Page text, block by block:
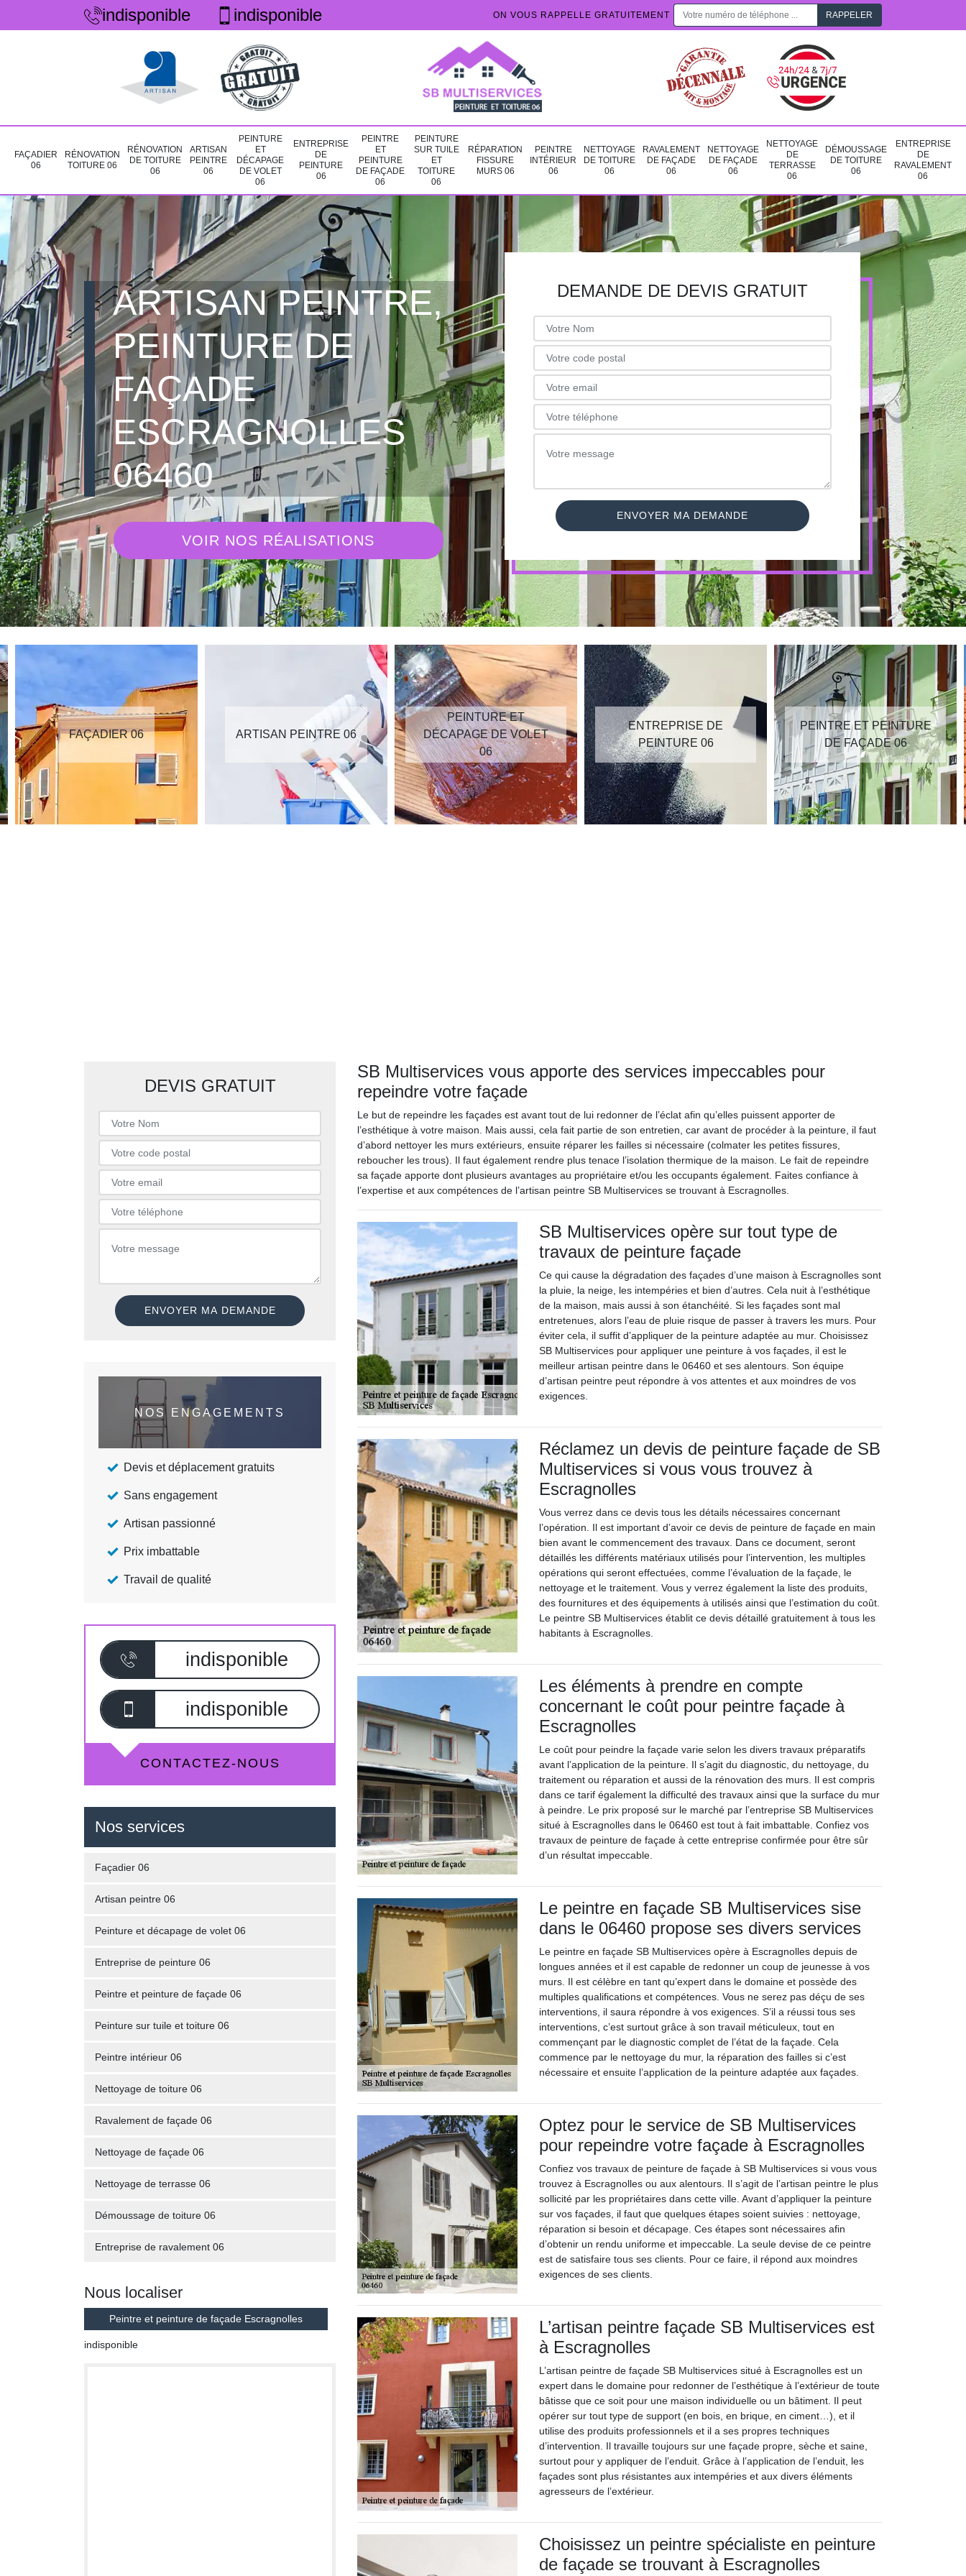
indisponible indisponible ON VOUS RAPPELLE GRATUITEMENT
FAÇADIER
06
RÉNOVATION
TOITURE 06
RÉNOVATION
DE TOITURE
06
ARTISAN
PEINTRE
06
PEINTURE
ET
DÉCAPAGE
DE VOLET
06
ENTREPRISE
DE
PEINTURE
06
PEINTRE
ET
PEINTURE
DE FAÇADE
06
PEINTURE
SUR TUILE
ET
TOITURE
06
RÉPARATION
FISSURE
MURS 06
PEINTRE
INTÉRIEUR
06
NETTOYAGE
DE TOITURE
06
RAVALEMENT
DE FAÇADE
06
NETTOYAGE
DE FAÇADE
06
NETTOYAGE
DE
TERRASSE
06
DÉMOUSSAGE
DE TOITURE
06
ENTREPRISE
DE
RAVALEMENT
06
ARTISAN PEINTRE,
PEINTURE DE
FAÇADE
ESCRAGNOLLES
06460
VOIR NOS RÉALISATIONS
DEMANDE DE DEVIS GRATUIT
FAÇADIER 06 ARTISAN PEINTRE 06
PEINTURE ET
DÉCAPAGE DE VOLET
06
ENTREPRISE DE
PEINTURE 06
PEINTRE ET PEINTURE
DE FAÇADE 06
DEVIS GRATUIT
NOS ENGAGEMENTS
Devis et déplacement gratuits
Sans engagement
Artisan passionné
Prix imbattable
Travail de qualité
indisponible
indisponible
CONTACTEZ-NOUS
Nos services
Façadier 06
Artisan peintre 06
Peinture et décapage de volet 06
Entreprise de peinture 06
Peintre et peinture de façade 06
Peinture sur tuile et toiture 06
Peintre intérieur 06
Nettoyage de toiture 06
Ravalement de façade 06
Nettoyage de façade 06
Nettoyage de terrasse 06
Démoussage de toiture 06
Entreprise de ravalement 06
Nous localiser
Peintre et peinture de façade Escragnolles
indisponible
SB Multiservices vous apporte des services impeccables pour
repeindre votre façade
Le but de repeindre les façades est avant tout de lui redonner de l’éclat afin qu’elles puissent apporter de
l’esthétique à votre maison. Mais aussi, cela fait partie de son entretien, car avant de procéder à la peinture, il faut
d’abord nettoyer les murs extérieurs, ensuite réparer les failles si nécessaire (colmater les petites fissures,
reboucher les trous). Il faut également rendre plus tenace l’isolation thermique de la maison. Le fait de repeindre
sa façade apporte dont plusieurs avantages au propriétaire et/ou les occupants également. Faites confiance à
l’expertise et aux compétences de l’artisan peintre SB Multiservices se trouvant à Escragnolles.
SB Multiservices opère sur tout type de
travaux de peinture façade
Ce qui cause la dégradation des façades d’une maison à Escragnolles sont
la pluie, la neige, les intempéries et bien d’autres. Cela nuit à l’esthétique
de la maison, mais aussi à son étanchéité. Si les façades sont mal
entretenues, alors l’eau de pluie risque de passer à travers les murs. Pour
éviter cela, il suffit d’appliquer de la peinture adaptée au mur. Choisissez
SB Multiservices pour appliquer une peinture à vos façades, il est le
meilleur artisan peintre dans le 06460 et ses alentours. Son équipe
d’artisan peintre peut répondre à vos attentes et aux moindres de vos
exigences.
Réclamez un devis de peinture façade de SB
Multiservices si vous vous trouvez à
Escragnolles
Vous verrez dans ce devis tous les détails nécessaires concernant
l’opération. Il est important d’avoir ce devis de peinture de façade en main
bien avant le commencement des travaux. Dans ce document, seront
détaillés les différents matériaux utilisés pour l’intervention, les multiples
opérations qui seront effectuées, comme l’évaluation de la façade, le
nettoyage et le traitement. Vous y verrez également la liste des produits,
des fournitures et des équipements à utilisés ainsi que l’estimation du coût.
Le peintre SB Multiservices établit ce devis détaillé gratuitement à tous les
habitants à Escragnolles.
Les éléments à prendre en compte
concernant le coût pour peintre façade à
Escragnolles
Le coût pour peindre la façade varie selon les divers travaux préparatifs
avant l’application de la peinture. Il s’agit du diagnostic, du nettoyage, du
traitement ou réparation et aussi de la rénovation des murs. Il est compris
dans ce tarif également la difficulté des travaux ainsi que la surface du mur
à peindre. Le prix proposé sur le marché par l’entreprise SB Multiservices
situé à Escragnolles dans le 06460 est tout à fait imbattable. Confiez vos
travaux de peinture de façade à cette entreprise confirmée pour être sûr
d’un résultat impeccable.
Le peintre en façade SB Multiservices sise
dans le 06460 propose ses divers services
Le peintre en façade SB Multiservices opère à Escragnolles depuis de
longues années et il est capable de redonner un coup de jeunesse à vos
murs. Il est célèbre en tant qu’expert dans le domaine et possède des
multiples qualifications et compétences. Vous ne serez pas déçu de ses
interventions, il saura répondre à vos exigences. S’il a réussi tous ses
interventions, c’est surtout grâce à son travail méticuleux, tout en
commençant par le diagnostic complet de l’état de la façade. Cela
commence par le nettoyage du mur, la réparation des failles si c’est
nécessaire et ensuite l’application de la peinture adaptée aux façades.
Optez pour le service de SB Multiservices
pour repeindre votre façade à Escragnolles
Confiez vos travaux de peinture de façade à SB Multiservices si vous vous
trouvez à Escragnolles ou aux alentours. Il s’agit de l’artisan peintre le plus
sollicité par les propriétaires dans cette ville. Avant d’appliquer la peinture
sur vos façades, il faut que quelques étapes soient suivies : nettoyage,
réparation si besoin et décapage. Ces étapes sont nécessaires afin
d’obtenir un rendu uniforme et impeccable. La seule devise de ce peintre
est de satisfaire tous ses clients. Pour ce faire, il répond aux moindres
exigences de ses clients.
L’artisan peintre façade SB Multiservices est
à Escragnolles
L’artisan peintre de façade SB Multiservices situé à Escragnolles est un
expert dans le domaine pour redonner de l’esthétique à l’extérieur de toute
bâtisse que ce soit pour une maison individuelle ou un bâtiment. Il peut
opérer sur tout type de support (en bois, en brique, en ciment…), et il
utilise des produits professionnels et il a ses propres techniques
d’intervention. Il travaille toujours sur une façade propre, sèche et saine,
surtout pour y appliquer de l’enduit. Grâce à l’application de l’enduit, les
façades sont plus résistantes aux intempéries et aux divers éléments
agresseurs de l’extérieur.
Choisissez un peintre spécialiste en peinture
de façade se trouvant à Escragnolles